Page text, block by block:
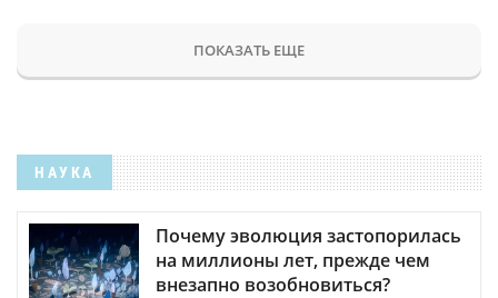
ПОКАЗАТЬ ЕЩЕ
НАУКА
Почему эволюция застопорилась
на миллионы лет, прежде чем
внезапно возобновиться?